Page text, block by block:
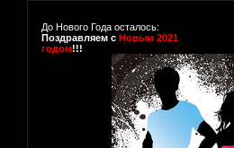
До Нового Года осталось:
Поздравляем с Новым 2021
годом!!!